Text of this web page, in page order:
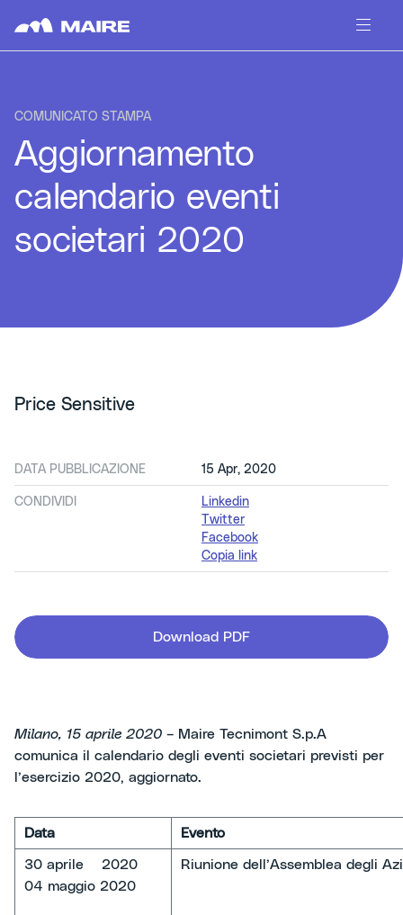
COMUNICATO STAMPA
Aggiornamento
calendario eventi
societari 2020
Price Sensitive
DATA PUBBLICAZIONE 15 Apr, 2020
CONDIVIDI
Linkedin
Twitter
Facebook
Copia link
Download PDF
Milano, 15 aprile 2020 – Maire Tecnimont S.p.A
comunica il calendario degli eventi societari previsti per
l’esercizio 2020, aggiornato.
Data Evento
30 aprile 2020
04 maggio 2020
Riunione dell’Assemblea degli